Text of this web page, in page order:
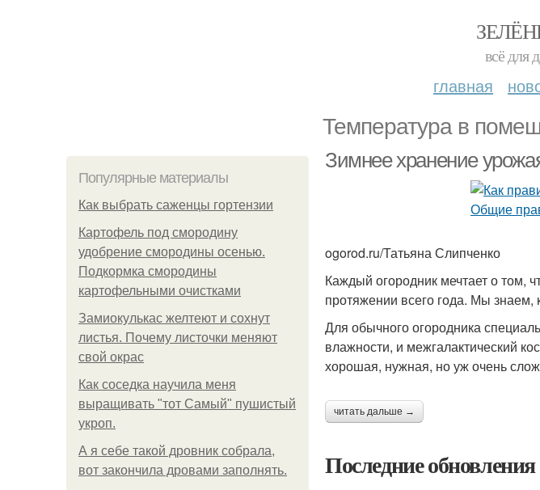
всё для
главная
Температура в
Популярные материалы
Как выбрать саженцы гортензии
Картофель под смородину
удобрение смородины осенью.
Подкормка смородины
картофельными очистками
Замиокулькас желтеют и сохнут
листья. Почему листочки меняют
свой окрас
Как соседка научила меня
выращивать "тот Самый" пушистый
укроп.
А я себе такой дровник собрала,
вот закончила дровами заполнять.
Зимнее хранение
ogorod.ru/Татьяна Слипченко
Каждый огородник мечтает о том,
протяжении всего года. Мы знаем,
Для обычного огородника
влажности, и межгалактический
хорошая, нужная, но уж очень
читать дальше →
Последние обновления